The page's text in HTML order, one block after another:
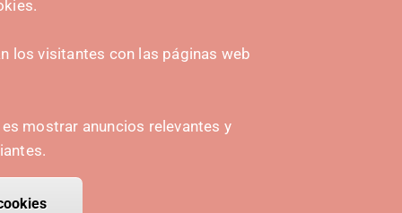
HASIERA EMATEA
los visitantes con las páginas web
mostrar anuncios relevantes y